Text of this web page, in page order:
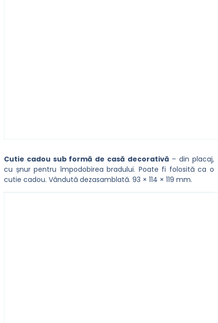
Cutie cadou sub formă de casă decorativă – din placaj,
cu șnur pentru împodobirea bradului. Poate fi folosită ca o
cutie cadou. Vândută dezasamblată. 93 × 114 × 119 mm.